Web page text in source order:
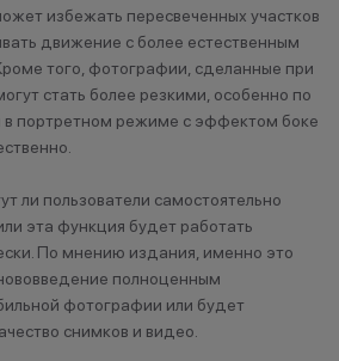
избежать пересвеченных участков
движение с более естественным
того, фотографии, сделанные при
стать более резкими, особенно по
в портретном режиме с эффектом боке
ли пользователи самостоятельно
эта функция будет работать
По мнению издания, именно это
полноценным
фотографии или будет
снимков и видео.